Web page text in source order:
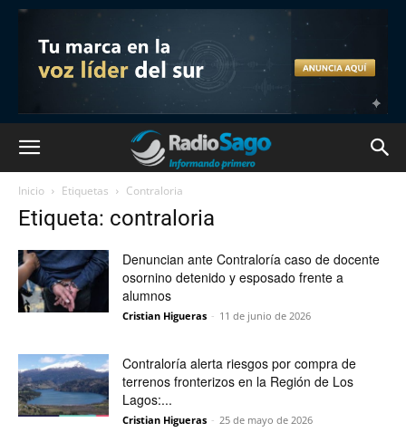
Inicio Etiquetas Contraloria
Etiqueta: contraloria
Denuncian ante Contraloría caso de docente
osornino detenido y esposado frente a
alumnos
Cristian Higueras - 11 de junio de 2026
Contraloría alerta riesgos por compra de
terrenos fronterizos en la Región de Los
Lagos:...
Cristian Higueras - 25 de mayo de 2026